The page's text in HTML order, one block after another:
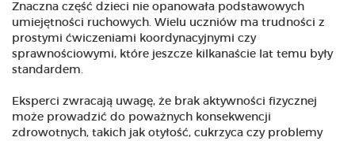
Znaczna część dzieci nie opanowała podstawowych
umiejętności ruchowych. Wielu uczniów ma trudności z
prostymi ćwiczeniami koordynacyjnymi czy
sprawnościowymi, które jeszcze kilkanaście lat temu były
standardem.
Eksperci zwracają uwagę, że brak aktywności fizycznej
może prowadzić do poważnych konsekwencji
zdrowotnych, takich jak otyłość, cukrzyca czy problemy